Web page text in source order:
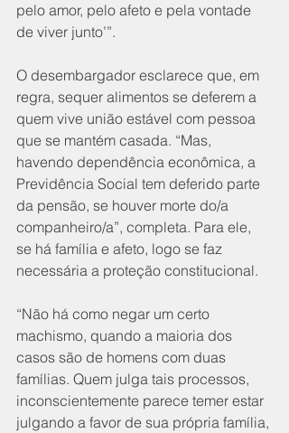
pelo amor, pelo afeto e pela vontade
de viver junto’”.
O desembargador esclarece que, em
regra, sequer alimentos se deferem a
quem vive união estável com pessoa
que se mantém casada. “Mas,
havendo dependência econômica, a
Previdência Social tem deferido parte
da pensão, se houver morte do/a
companheiro/a”, completa. Para ele,
se há família e afeto, logo se faz
necessária a proteção constitucional.
“Não há como negar um certo
machismo, quando a maioria dos
casos são de homens com duas
famílias. Quem julga tais processos,
inconscientemente parece temer estar
julgando a favor de sua própria família,